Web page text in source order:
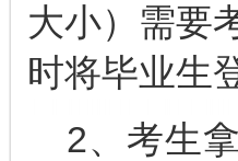
大小）需要
时将毕业生
2、考生